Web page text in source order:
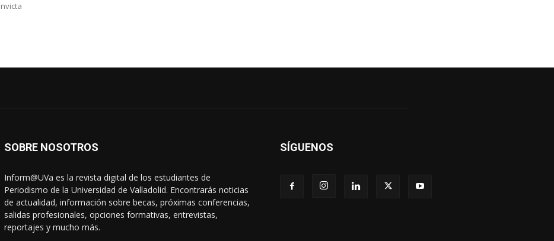
SOBRE NOSOTROS
Inform@UVa es la revista digital de los estudiantes de
Periodismo de la Universidad de Valladolid. Encontrarás noticias
de actualidad, información sobre becas, próximas conferencias,
salidas profesionales, opciones formativas, entrevistas,
reportajes y mucho más.
SÍGUENOS